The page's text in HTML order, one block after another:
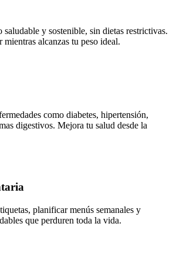
saludable y sostenible, sin dietas restrictivas.
alcanzas tu peso ideal.
como diabetes, hipertensión,
digestivos. Mejora tu salud desde la
planificar menús semanales y
que perduren toda la vida.